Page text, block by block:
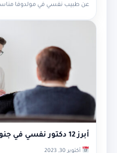
عن طبيب نفسي في مولدوفا
أبرز 12 دكتور نفسي في جنوة
أكتوبر 30, 2023